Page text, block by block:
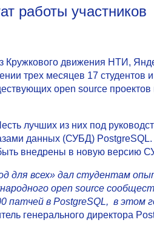
работы участников
Кружкового движения НТИ,
трех месяцев 17 студентов
open source проектов
лучших из них под
данных (СУБД)
внедрены в новую версию
для всех» дал студентам
open source
патчей в PostgreSQL, в этом
генерального директора